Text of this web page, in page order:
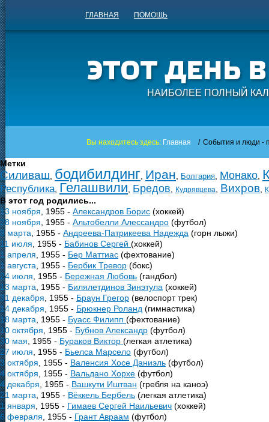
ГЛАВНАЯ ПОМОЩЬ
НАИБОЛЕЕ ПОЛНЫЙ
Вы находитесь здесь: Главная / События и люди -
Метки
Силиваш бодибилдинг Иран Болгария Монако
Республика Гелашвили Бредов Кудрявцева Вихров
В этот год родились...
13 ноября , 1955 - Александров Борис (хоккей)
28 ноября , 1955 - Альтобелли Алессандро (футбол)
8 марта , 1955 - Андреева-Патрикеева Надежда (горн лыжи)
11 июля , 1955 - Бабинов Сергей (хоккей)
1 апреля , 1955 - Бер Маттиас (фехтование)
1 августа , 1955 - Бербик Тревор (бокс)
24 июля , 1955 - Бережная Любовь (гандбол)
13 марта , 1955 - Билялетдинов Зинэтула (хоккей)
31 декабря , 1955 - Браун Грегор (велоспорт трек)
14 декабря , 1955 - Брюкнер Роланд (гимнастика)
18 марта , 1955 - Буасс Филипп (фехтование)
10 октября , 1955 - Бубнов Александр (футбол)
30 мая , 1955 - Бураков Виктор (легкая атлетика)
27 июля , 1955 - Бьелса Марсело (футбол)
3 октября , 1955 - Валенсия Хосе Даниэль (футбол)
4 октября , 1955 - Вальдано Хорхе (футбол)
4 декабря , 1955 - Вашкути Иштван (гребля на каноэ)
21 марта , 1955 - Вёккель Бербель (легкая атлетика)
1 января , 1955 - Гимаев Сергей Наильевич (хоккей)
6 февраля , 1955 - Грант Авраам (футбол)